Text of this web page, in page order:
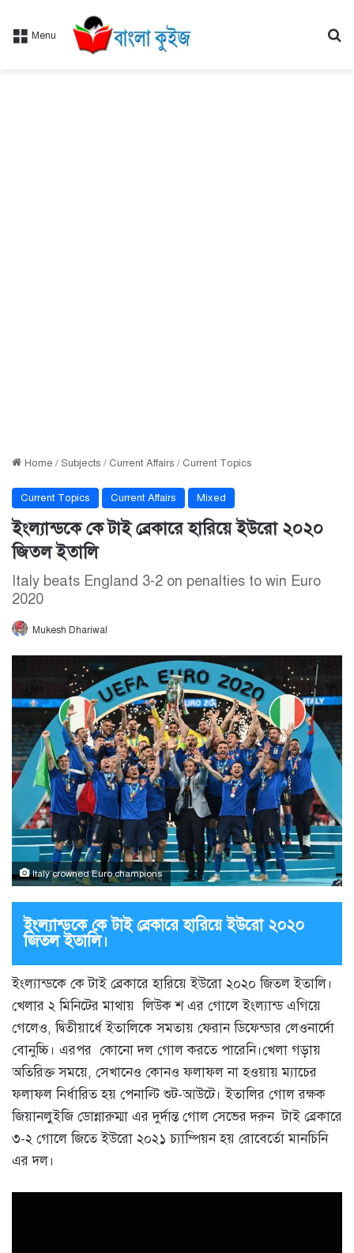
Menu
Home / Subjects / Current Affairs / Current Topics
Current Topics Current Affairs Mixed
ইংল্যান্ডকে কে টাই ব্রেকারে হারিয়ে ইউরো ২০২০
জিতল ইতালি
Italy beats England 3-2 on penalties to win Euro
2020
Mukesh Dhariwal
Italy crowned Euro champions
ইংল্যান্ডকে কে টাই ব্রেকারে হারিয়ে ইউরো ২০২০
জিতল ইতালি।
ইংল্যান্ডকে কে টাই ব্রেকারে হারিয়ে ইউরো ২০২০ জিতল ইতালি।
খেলার ২ মিনিটের মাথায় লিউক শ এর গোলে ইংল্যান্ড এগিয়ে
গেলেও, দ্বিতীয়ার্ধে ইতালিকে সমতায় ফেরান ডিফেন্ডার লেওনার্দো
বোনুচ্চি। এরপর কোনো দল গোল করতে পারেনি।খেলা গড়ায়
অতিরিক্ত সময়ে, সেখানেও কোনও ফলাফল না হওয়ায় ম্যাচের
ফলাফল নির্ধারিত হয় পেনাল্টি শুট-আউটে। ইতালির গোল রক্ষক
জিয়ানলুইজি ডোন্নারুম্মা এর দুর্দান্ত গোল সেভের দরুন টাই ব্রেকারে
৩-২ গোলে জিতে ইউরো ২০২১ চ্যাম্পিয়ন হয় রোবের্তো মানচিনি
এর দল।